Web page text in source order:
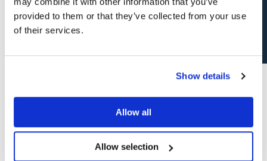
provided to them or that they’ve collected from your use
of their services.
Show details
Allow all
Allow selection
Bij recruitment marketing wordt vanuit een data
driven mindset gekeken hoe, specifiek voor
worden.